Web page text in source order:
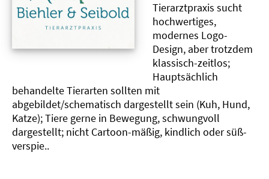
Tierarztpraxis sucht
hochwertiges,
modernes Logo-
Design, aber trotzdem
klassisch-zeitlos;
Hauptsächlich
behandelte Tierarten sollten mit
abgebildet/schematisch dargestellt sein (Kuh, Hund,
Katze); Tiere gerne in Bewegung, schwungvoll
dargestellt; nicht Cartoon-mäßig, kindlich oder süß-
verspie..